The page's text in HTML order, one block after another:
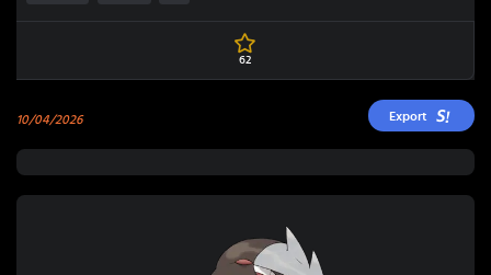
62
10/04/2026 Export